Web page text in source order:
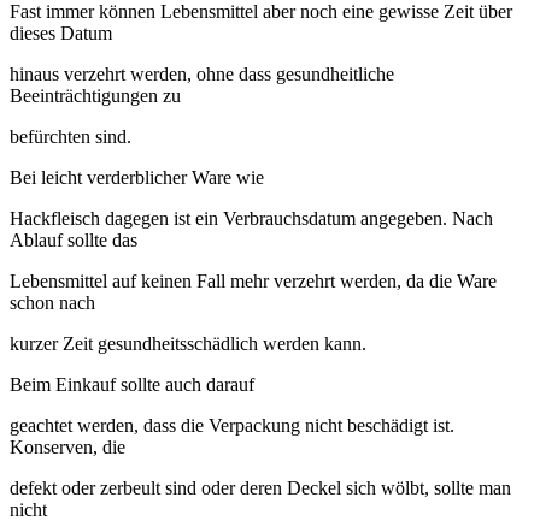
Fast immer können Lebensmittel aber noch eine gewisse Zeit über
dieses Datum
hinaus verzehrt werden, ohne dass gesundheitliche
Beeinträchtigungen zu
befürchten sind.
Bei leicht verderblicher Ware wie
Hackfleisch dagegen ist ein Verbrauchsdatum angegeben. Nach
Ablauf sollte das
Lebensmittel auf keinen Fall mehr verzehrt werden, da die Ware
schon nach
kurzer Zeit gesundheitsschädlich werden kann.
Beim Einkauf sollte auch darauf
geachtet werden, dass die Verpackung nicht beschädigt ist.
Konserven, die
defekt oder zerbeult sind oder deren Deckel sich wölbt, sollte man
nicht